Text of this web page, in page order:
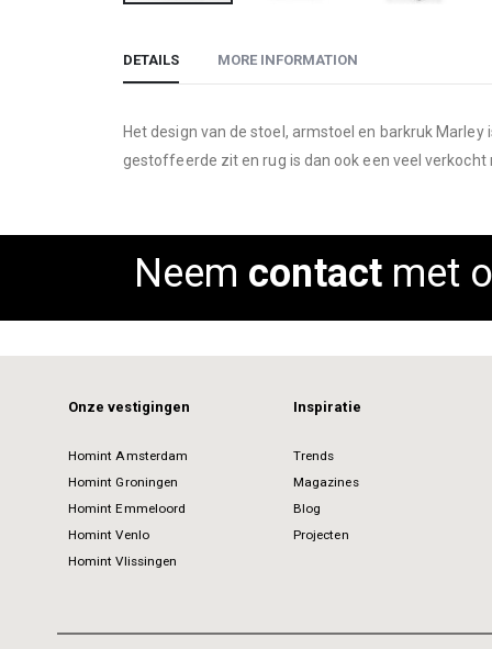
the
of
images
DETAILS
Het design van de stoel, armstoel en barkruk
gestoffeerde zit en rug is dan ook een veel
MORE INFORMATION
Neem contactmet
Onze vestigingen
Homint Amsterdam
Homint Groningen
Homint Emmeloord
Homint Venlo
Homint Vlissingen
Inspiratie
Trends
Magazines
Blog
Projecten